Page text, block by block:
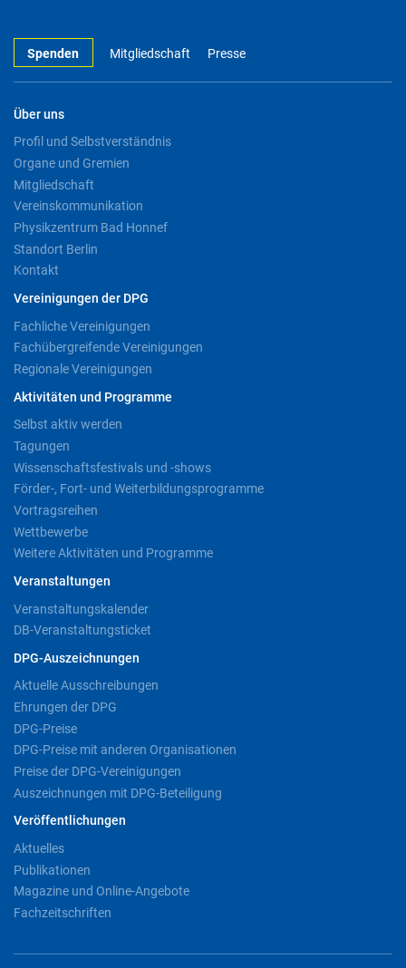
Spenden Mitgliedschaft Presse
Über uns
Profil und Selbstverständnis
Organe und Gremien
Mitgliedschaft
Vereinskommunikation
Physikzentrum Bad Honnef
Standort Berlin
Kontakt
Vereinigungen der DPG
Fachliche Vereinigungen
Fachübergreifende Vereinigungen
Regionale Vereinigungen
Aktivitäten und Programme
Selbst aktiv werden
Tagungen
Wissenschaftsfestivals und -shows
Förder-, Fort- und Weiterbildungsprogramme
Vortragsreihen
Wettbewerbe
Weitere Aktivitäten und Programme
Veranstaltungen
Veranstaltungskalender
DB-Veranstaltungsticket
DPG-Auszeichnungen
Aktuelle Ausschreibungen
Ehrungen der DPG
DPG-Preise
DPG-Preise mit anderen Organisationen
Preise der DPG-Vereinigungen
Auszeichnungen mit DPG-Beteiligung
Veröffentlichungen
Aktuelles
Publikationen
Magazine und Online-Angebote
Fachzeitschriften